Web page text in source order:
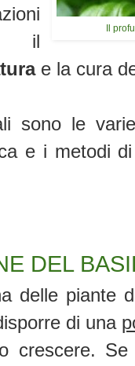
Il
il
e la cura
sono le
e i metodi
DEL
delle piante
di una
crescere.